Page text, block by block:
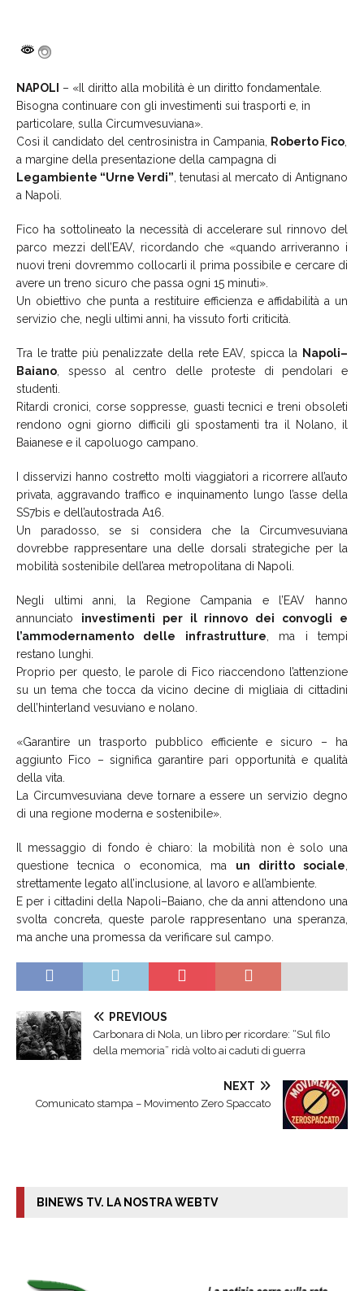
NAPOLI
– «Il diritto alla mobilità è un diritto fondamentale.
Bisogna continuare con gli investimenti sui trasporti e, in
particolare, sulla Circumvesuviana».
Così il candidato del centrosinistra in Campania,
Roberto Fico
a margine della presentazione della campagna di
Legambiente “Urne Verdi” , tenutasi al mercato di Antignano
a Napoli.
Fico ha sottolineato la necessità di accelerare sul rinnovo del
parco mezzi dell’EAV, ricordando che «quando arriveranno i
nuovi treni dovremmo collocarli il prima possibile e cercare di
avere un treno sicuro che passa ogni 15 minuti».
Un obiettivo che punta a restituire efficienza e affidabilità a un
servizio che, negli ultimi anni, ha vissuto forti criticità.
Tra le tratte più penalizzate della rete EAV, spicca la Napoli–
Baiano , spesso al centro delle proteste di pendolari e
studenti.
Ritardi cronici, corse soppresse, guasti tecnici e treni obsoleti
rendono ogni giorno difficili gli spostamenti tra il Nolano, il
Baianese e il capoluogo campano.
I disservizi hanno costretto molti viaggiatori a ricorrere all’auto
privata, aggravando traffico e inquinamento lungo l’asse della
SS7bis e dell’autostrada A16.
Un paradosso, se si considera che la Circumvesuviana
dovrebbe rappresentare una delle dorsali strategiche per la
mobilità sostenibile dell’area metropolitana di Napoli.
Negli ultimi anni, la Regione Campania e l’EAV hanno
annunciato investimenti per il rinnovo dei convogli e
l’ammodernamento delle infrastrutture , ma i tempi
restano lunghi.
Proprio per questo, le parole di Fico riaccendono l’attenzione
su un tema che tocca da vicino decine di migliaia di cittadini
dell’hinterland vesuviano e nolano.
«Garantire un trasporto pubblico efficiente e sicuro – ha
aggiunto Fico – significa garantire pari opportunità e qualità
della vita.
La Circumvesuviana deve tornare a essere un servizio degno
di una regione moderna e sostenibile».
Il messaggio di fondo è chiaro: la mobilità non è solo una
questione tecnica o economica, ma un diritto sociale
strettamente legato all’inclusione, al lavoro e all’ambiente.
E per i cittadini della Napoli–Baiano, che da anni attendono una
svolta concreta, queste parole rappresentano una speranza,
ma anche una promessa da verificare sul campo.
PREVIOUS
Carbonara di Nola, un libro per ricordare: “Sul filo
della memoria” ridà volto ai caduti di guerra
NEXT
Comunicato stampa – Movimento Zero Spaccato
BINEWS TV. LA NOSTRA WEBTV